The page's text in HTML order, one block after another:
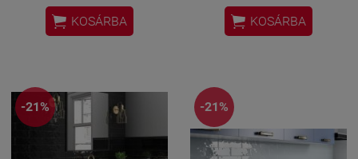
kiszerelés
Ugyanebben a színben
sorköz díszítő és lezáró
Csurgói út 15)
Házhoz szállítással is
rendelhető alábbiakban.
 KOSÁRBA
1 négyzetméter / gyári
kiszerelés
Ugyanebben a színben
rendelhető alábbiakban.
 KOSÁRBA
-21% -21%